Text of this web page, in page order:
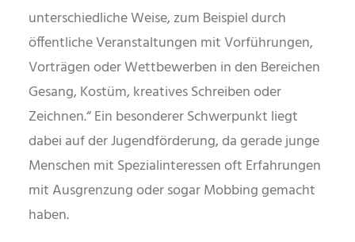
unterschiedliche Weise, zum Beispiel durch
öffentliche Veranstaltungen mit Vorführungen,
Vorträgen oder Wettbewerben in den Bereichen
Gesang, Kostüm, kreatives Schreiben oder
Zeichnen.“ Ein besonderer Schwerpunkt liegt
dabei auf der Jugendförderung, da gerade junge
Menschen mit Spezialinteressen oft Erfahrungen
mit Ausgrenzung oder sogar Mobbing gemacht
haben.